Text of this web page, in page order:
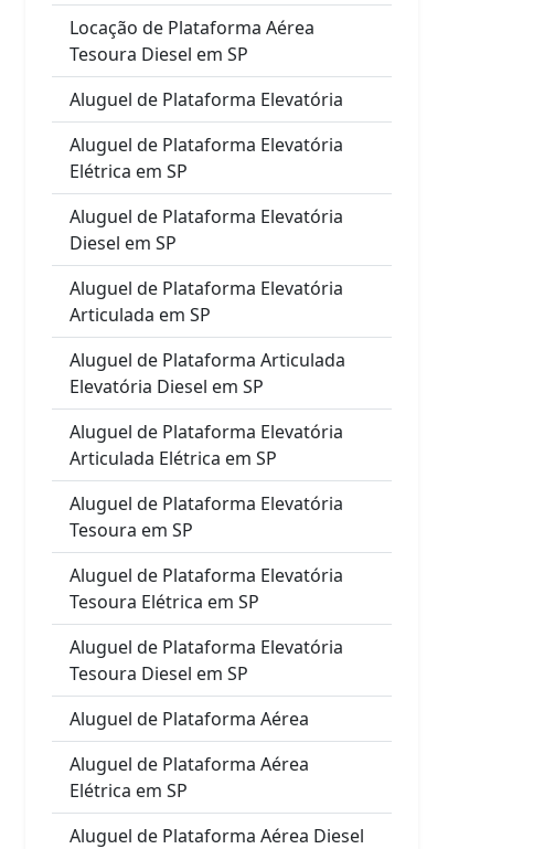
Locação de Plataforma Aérea
Tesoura Diesel em SP
Aluguel de Plataforma Elevatória
Aluguel de Plataforma Elevatória
Elétrica em SP
Aluguel de Plataforma Elevatória
Diesel em SP
Aluguel de Plataforma Elevatória
Articulada em SP
Aluguel de Plataforma Articulada
Elevatória Diesel em SP
Aluguel de Plataforma Elevatória
Articulada Elétrica em SP
Aluguel de Plataforma Elevatória
Tesoura em SP
Aluguel de Plataforma Elevatória
Tesoura Elétrica em SP
Aluguel de Plataforma Elevatória
Tesoura Diesel em SP
Aluguel de Plataforma Aérea
Aluguel de Plataforma Aérea
Elétrica em SP
Aluguel de Plataforma Aérea Diesel